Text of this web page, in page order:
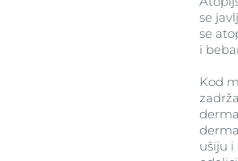
se
se
i
Kod
ušiju i